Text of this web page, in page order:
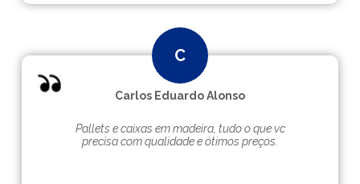
Carlos Eduardo Alonso
Pallets e caixas em madeira, tudo o que vc
precisa com qualidade e ótimos preços.